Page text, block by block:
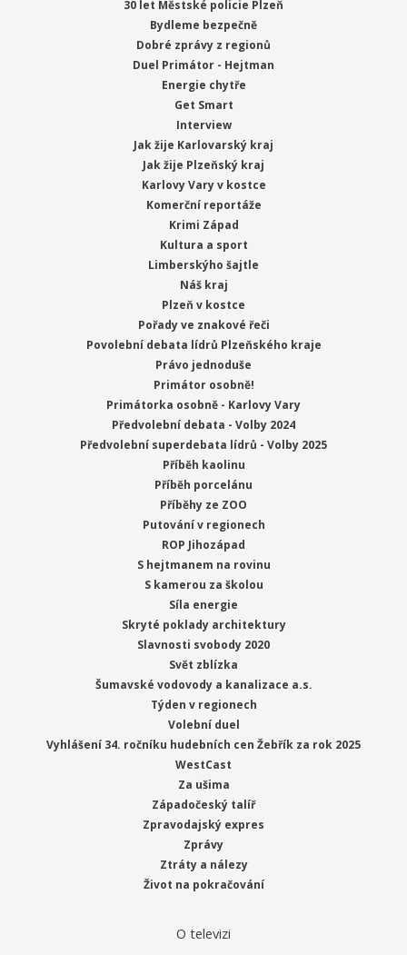
30 let Městské policie Plzeň
Bydleme bezpečně
Dobré zprávy z regionů
Duel Primátor - Hejtman
Energie chytře
Get Smart
Interview
Jak žije Karlovarský kraj
Jak žije Plzeňský kraj
Karlovy Vary v kostce
Komerční reportáže
Krimi Západ
Kultura a sport
Limberskýho šajtle
Náš kraj
Plzeň v kostce
Pořady ve znakové řeči
Povolební debata lídrů Plzeňského kraje
Právo jednoduše
Primátor osobně!
Primátorka osobně - Karlovy Vary
Předvolební debata - Volby 2024
Předvolební superdebata lídrů - Volby 2025
Příběh kaolinu
Příběh porcelánu
Příběhy ze ZOO
Putování v regionech
ROP Jihozápad
S hejtmanem na rovinu
S kamerou za školou
Síla energie
Skryté poklady architektury
Slavnosti svobody 2020
Svět zblízka
Šumavské vodovody a kanalizace a.s.
Týden v regionech
Volební duel
Vyhlášení 34. ročníku hudebních cen Žebřík za rok 2025
WestCast
Za ušima
Západočeský talíř
Zpravodajský expres
Zprávy
Ztráty a nálezy
Život na pokračování
O televizi